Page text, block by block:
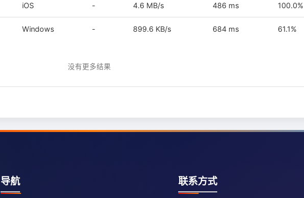
iOS - 4.6 MB/s 486 ms 100.0%
Windows - 899.6 KB/s 684 ms 61.1%
没有更多结果
导航 联系方式